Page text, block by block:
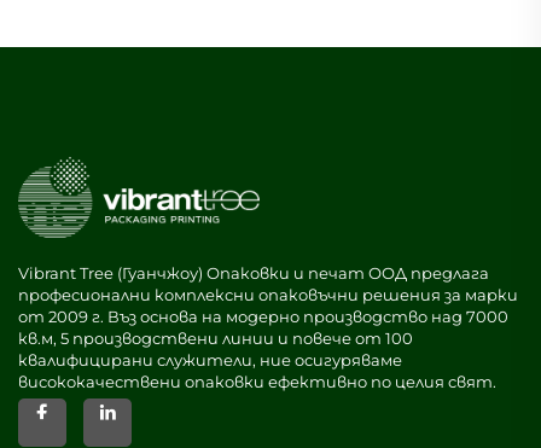
Vibrant Tree (Гуанчжоу) Опаковки и печат ООД предлага
професионални комплексни опаковъчни решения за марки
от 2009 г. Въз основа на модерно производство над 7000
кв.м, 5 производствени линии и повече от 100
квалифицирани служители, ние осигуряваме
висококачествени опаковки ефективно по целия свят.